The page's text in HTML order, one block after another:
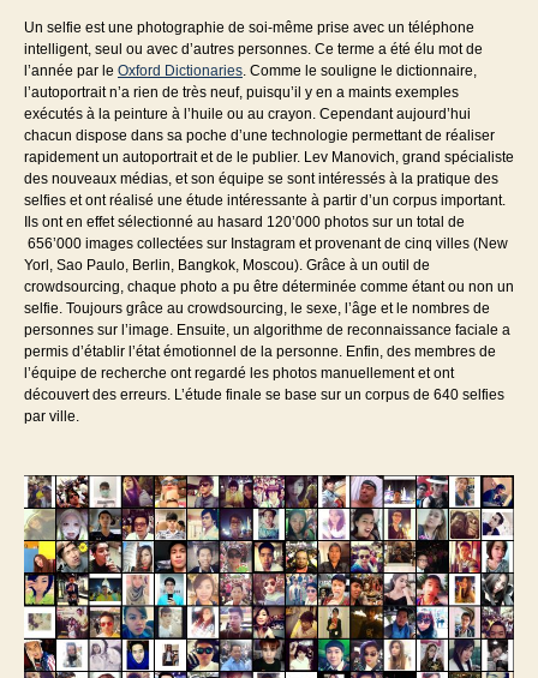
Un selfie est une photographie de soi-même prise avec un téléphone
intelligent, seul ou avec d’autres personnes. Ce terme a été élu mot de
l’année par le Oxford Dictionaries. Comme le souligne le dictionnaire,
l’autoportrait n’a rien de très neuf, puisqu’il y en a maints exemples
exécutés à la peinture à l’huile ou au crayon. Cependant aujourd’hui
chacun dispose dans sa poche d’une technologie permettant de réaliser
rapidement un autoportrait et de le publier. Lev Manovich, grand spécialiste
des nouveaux médias, et son équipe se sont intéressés à la pratique des
selfies et ont réalisé une étude intéressante à partir d’un corpus important.
Ils ont en effet sélectionné au hasard 120’000 photos sur un total de
656’000 images collectées sur Instagram et provenant de cinq villes (New
Yorl, Sao Paulo, Berlin, Bangkok, Moscou). Grâce à un outil de
crowdsourcing, chaque photo a pu être déterminée comme étant ou non un
selfie. Toujours grâce au crowdsourcing, le sexe, l’âge et le nombres de
personnes sur l’image. Ensuite, un algorithme de reconnaissance faciale a
permis d’établir l’état émotionnel de la personne. Enfin, des membres de
l’équipe de recherche ont regardé les photos manuellement et ont
découvert des erreurs. L’étude finale se base sur un corpus de 640 selfies
par ville.